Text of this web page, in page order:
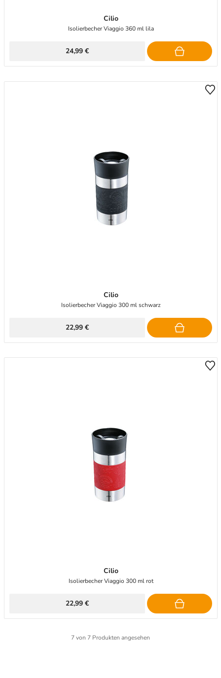
Cilio
Isolierbecher Viaggio 360 ml lila
24,99 €
Cilio
Isolierbecher Viaggio 300 ml schwarz
22,99 €
Cilio
Isolierbecher Viaggio 300 ml rot
22,99 €
7von 7 Produkten angesehen